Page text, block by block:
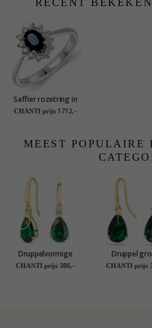
Saffier rozetring in
14 karaat witgoud
CHANTI prijs 1712,-
MEEST POPULAIRE
Druppelvormige
oorbellen in 14
CHANTI prijs 386,-
Druppel
gouden
CHANTI prijs